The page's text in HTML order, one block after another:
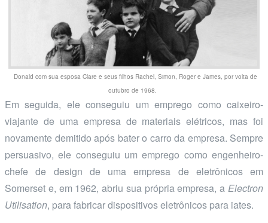
Donald com sua esposa Clare e seus filhos Rachel, Simon, Roger e James, por volta de
outubro de 1968.
Em seguida, ele conseguiu um emprego como caixeiro-
viajante de uma empresa de materiais elétricos, mas foi
novamente demitido após bater o carro da empresa. Sempre
persuasivo, ele conseguiu um emprego como engenheiro-
chefe de design de uma empresa de eletrônicos em
Somerset e, em 1962, abriu sua própria empresa, a Electron
Utilisation, para fabricar dispositivos eletrônicos para iates.